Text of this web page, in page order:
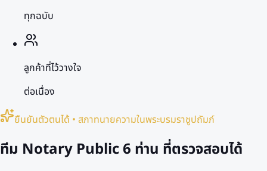
ทุกฉบับ
ลูกค้าที่ไว้วางใจ
ต่อเนื่อง
ยืนยันตัวตนได้ • สภาทนายความในพระบรมราชูปถัมภ์
ทีม Notary Public6 ท่าน ที่ตรวจสอบได้